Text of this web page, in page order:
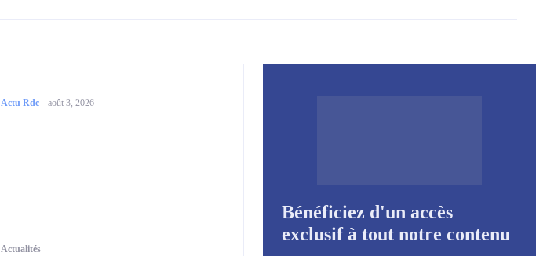
Actu Rdc -août 3, 2026
Actualités
Bénéficiez d'un accès
exclusif à tout notre contenu